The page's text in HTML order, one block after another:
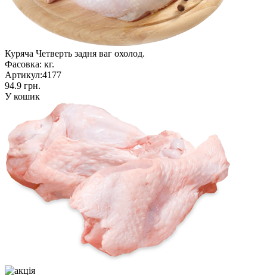
Куряча Четверть задня ваг охолод.
Фасовка: кг.
Артикул:4177
94.9 грн.
У кошик